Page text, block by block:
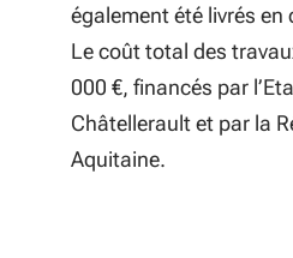
également été livrés en
Le coût total des
000 €, financés par
Châtellerault et par la
Aquitaine.